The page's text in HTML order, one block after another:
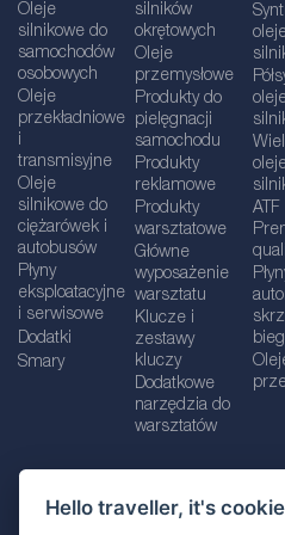
Hello traveller, it's
Oleje
silnikowe do
samochodów
osobowych
Oleje
przekładniowe
i
transmisyjne
Oleje
silnikowe do
ciężarówek i
autobusów
Płyny
eksploatacyjne
i serwisowe
Dodatki
Smary
silników
okrętowych
Oleje
przemysłowe
Produkty do
pielęgnacji
samochodu
Produkty
reklamowe
Produkty
warsztatowe
Główne
wyposażenie
warsztatu
Klucze i
zestawy
kluczy
Dodatkowe
narzędzia do
warsztatów
ATF